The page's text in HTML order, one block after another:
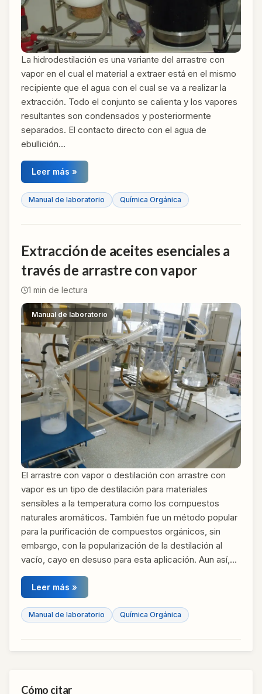
La hidrodestilación es una variante del arrastre con
vapor en el cual el material a extraer está en el mismo
recipiente que el agua con el cual se va a realizar la
extracción. Todo el conjunto se calienta y los vapores
resultantes son condensados y posteriormente
separados. El contacto directo con el agua de
ebullición…
Leer más »
Manual de laboratorio Química Orgánica
Extracción de aceites esenciales a
través de arrastre con vapor
1 min de lectura
Manual de laboratorio
El arrastre con vapor o destilación con arrastre con
vapor es un tipo de destilación para materiales
sensibles a la temperatura como los compuestos
naturales aromáticos. También fue un método popular
para la purificación de compuestos orgánicos, sin
embargo, con la popularización de la destilación al
vacío, cayo en desuso para esta aplicación. Aun así,…
Leer más »
Manual de laboratorio Química Orgánica
Cómo citar